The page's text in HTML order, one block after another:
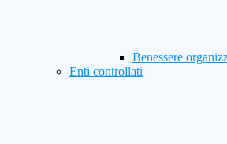
Benessere
Enti controllati